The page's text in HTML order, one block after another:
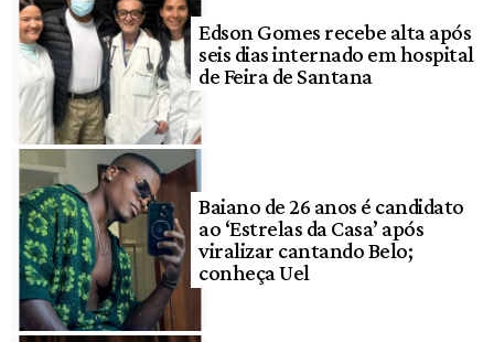
Edson Gomes recebe alta após
seis dias internado em hospital
de Feira de Santana
Baiano de 26 anos é candidato
ao ‘Estrelas da Casa’ após
viralizar cantando Belo;
conheça Uel